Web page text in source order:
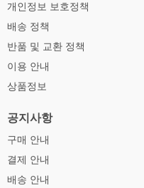
개인정보 보호정책
배송 정책
반품 및 교환 정책
이용 안내
상품정보
공지사항
구매 안내
결제 안내
배송 안내